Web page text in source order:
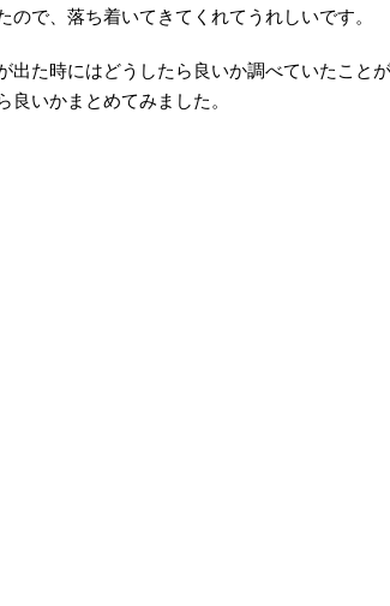
で、落ち着いてきてくれてうれしいです。
た時にはどうしたら良いか調べていたこと
いかまとめてみました。